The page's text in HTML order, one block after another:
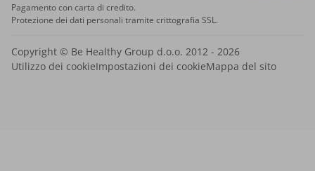
Pagamento con carta di credito.
Protezione dei dati personali tramite crittografia SSL.
Copyright © Be Healthy Group d.o.o. 2012 - 2026
Utilizzo dei cookieImpostazioni dei cookieMappa del sito